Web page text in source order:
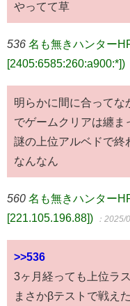
やってて草
536 名も無きハンター
[2405:6585:260:a900:*])
明らかに間に合ってな
でゲームクリアは纏ま
謎の上位アルベドで終
なんなん
560 名も無きハンター
[221.105.196.88])
：
>>536
3ヶ月経っても上位ラ
まさかβテストで戦え